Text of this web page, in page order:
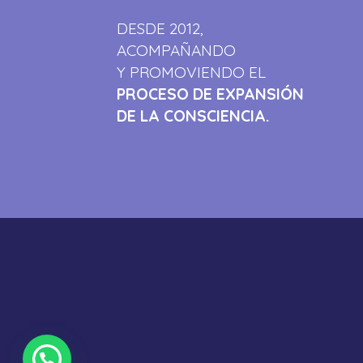
DESDE 2012,
ACOMPAÑANDO
Y PROMOVIENDO EL
PROCESO DE EXPANSIÓN
DE LA CONSCIENCIA.